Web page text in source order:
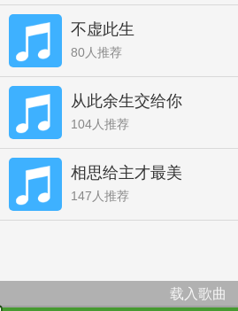
不虚此生
80人推荐
从此余生交给你
104人推荐
相思给主才最美
147人推荐
载入歌曲